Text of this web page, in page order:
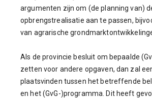
argumenten zijn om (de planning van)
opbrengstrealisatie aan te passen,
van agrarische
Als de provincie besluit om bepaalde
zetten voor andere opgaven, dan zal
plaatsvinden tussen het betreffende
en het (GvG-)programma. Dit heeft